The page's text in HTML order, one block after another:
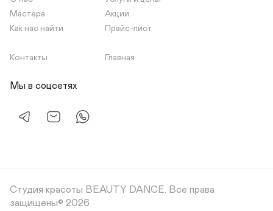
Мастера
Как нас найти
Акции
Прайс-лист
Контакты Главная
Мы в соцсетях
Студия красоты BEAUTY DANCE. Все права
защищены© 2026